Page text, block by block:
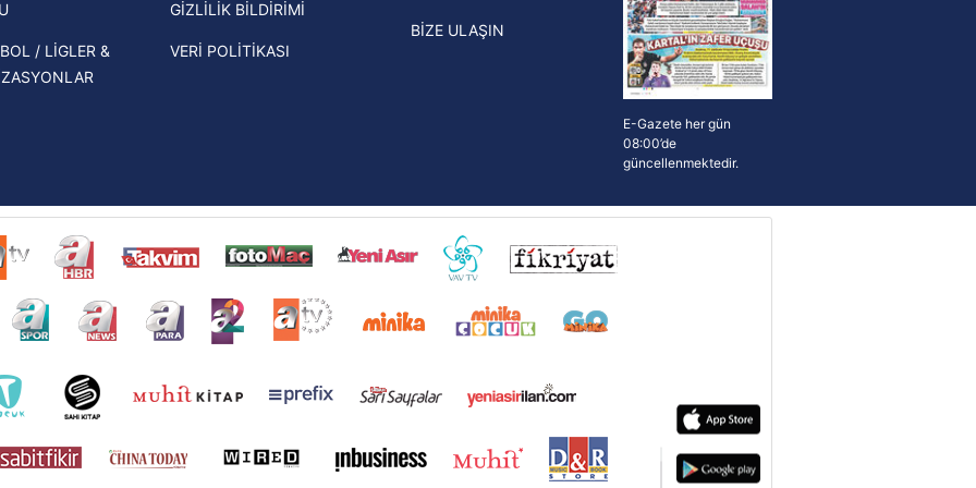
/ LİGLER &
GİZLİLİK BİLDİRİMİ
VERİ POLİTİKASI
BİZE ULAŞIN
E-Gazete her gün
08:00’de
güncellenmektedir.